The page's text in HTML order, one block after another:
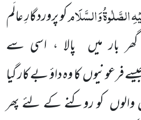
الصَّلٰوۃُوَالسَّلَامکو پروردگارِعالَم
بار میں پالا ، اسی سے
فرعونیوں کا وہ داؤ بے کار گیا
کو روکنے کے لئے پھر